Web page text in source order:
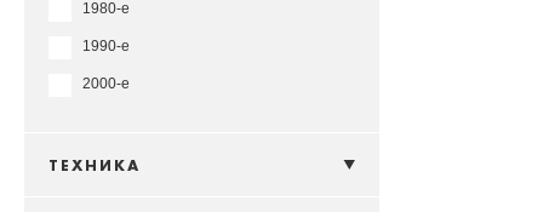
1980-е
1990-е
2000-е
ТЕХНИКА